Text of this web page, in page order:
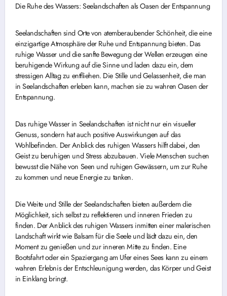
Die Ruhe des Wassers: Seelandschaften als Oasen der Entspannung
Seelandschaften sind Orte von atemberaubender Schönheit, die eine
einzigartige Atmosphäre der Ruhe und Entspannung bieten. Das
ruhige Wasser und die sanfte Bewegung der Wellen erzeugen eine
beruhigende Wirkung auf die Sinne und laden dazu ein, dem
stressigen Alltag zu entfliehen. Die Stille und Gelassenheit, die man
in Seelandschaften erleben kann, machen sie zu wahren Oasen der
Entspannung.
Das ruhige Wasser in Seelandschaften ist nicht nur ein visueller
Genuss, sondern hat auch positive Auswirkungen auf das
Wohlbefinden. Der Anblick des ruhigen Wassers hilft dabei, den
Geist zu beruhigen und Stress abzubauen. Viele Menschen suchen
bewusst die Nähe von Seen und ruhigen Gewässern, um zur Ruhe
zu kommen und neue Energie zu tanken.
Die Weite und Stille der Seelandschaften bieten außerdem die
Möglichkeit, sich selbst zu reflektieren und inneren Frieden zu
finden. Der Anblick des ruhigen Wassers inmitten einer malerischen
Landschaft wirkt wie Balsam für die Seele und lädt dazu ein, den
Moment zu genießen und zur inneren Mitte zu finden. Eine
Bootsfahrt oder ein Spaziergang am Ufer eines Sees kann zu einem
wahren Erlebnis der Entschleunigung werden, das Körper und Geist
in Einklang bringt.